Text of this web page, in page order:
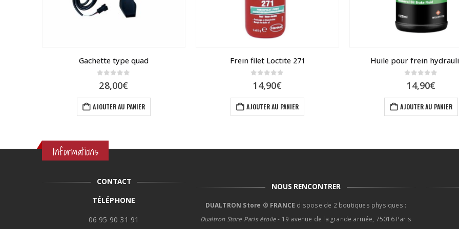
Gachette type quad
28,00€
AJOUTER AU PANIER
Frein filet Loctite 271
14,90€
AJOUTER AU PANIER
Huile pour frein
14,90€
AJOUTER AU PANIER
Informations
CONTACT
TÉLÉPHONE
06 95 90 31 91
NOUS RENCONTRER
DUALTRON Store ® FRANCE dispose de 2 boutiques physiques :
Dualtron Store Paris étoile- 19 avenue de la grande armée, 75016 Paris